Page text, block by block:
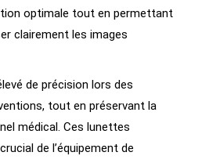
optimale tout en permettant
clairement les images
de précision lors des
tout en préservant la
médical. Ces lunettes
de l’équipement de